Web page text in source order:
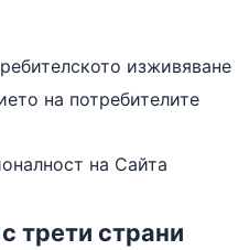
изживяване
на потребителите
на Сайта
трети страни